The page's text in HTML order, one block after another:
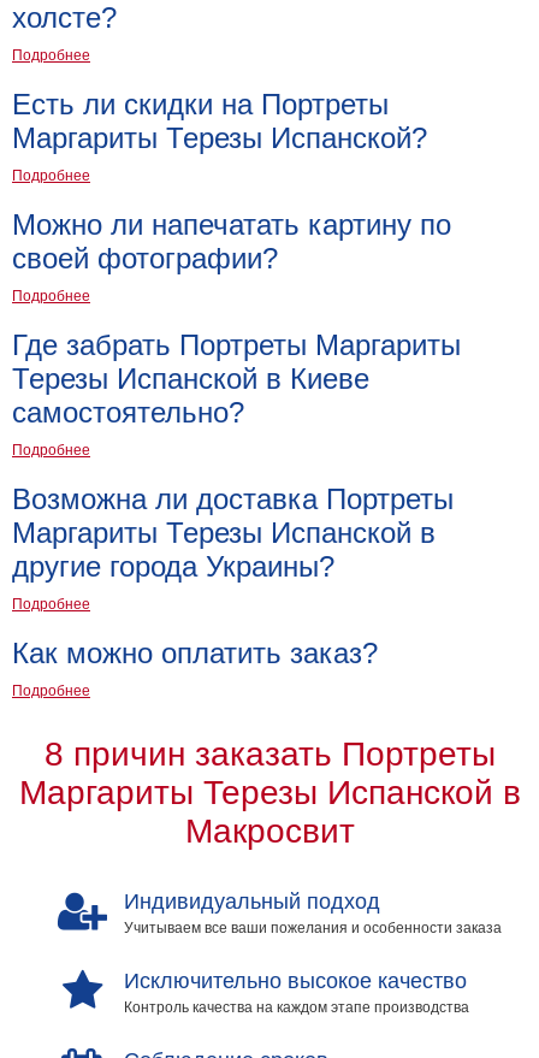
Детские
Черно
белые
Автомобили
В
кухню
Военные
Игровые
офис
Цветы
Рок
группы
Спорт
спальню
Мерилин
Монро
Футбол
Мотивирующие
Йорк
Посмотреть
темы
мастерская
холсте?
Подробнее
Есть ли скидки на Портреты
Маргариты Терезы Испанской?
Подробнее
Можно ли напечатать картину по
своей фотографии?
Подробнее
Где забрать Портреты Маргариты
Терезы Испанской в Киеве
самостоятельно?
Подробнее
Возможна ли доставка Портреты
Маргариты Терезы Испанской в
другие города Украины?
Подробнее
Как можно оплатить заказ?
Подробнее
8 причин заказать Портреты
Маргариты Терезы Испанской в
Макросвит
Индивидуальный подход
Учитываем все ваши пожелания и особенности заказа
Исключительно высокое качество
Контроль качества на каждом этапе производства